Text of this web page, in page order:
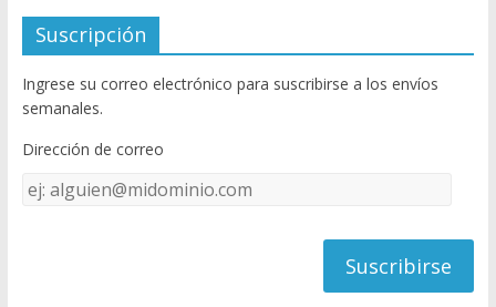
e
b
o
o
k
itt
er
u
T
u
e
C
Suscripción
Ingrese su correo electrónico para suscribirse a los envíos
semanales.
Dirección de correo
Dirección
de